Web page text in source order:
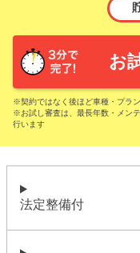
お
※契約ではなく後ほど車種・プラ
※お試し審査は、最長年数・メン
行います
法定整備付